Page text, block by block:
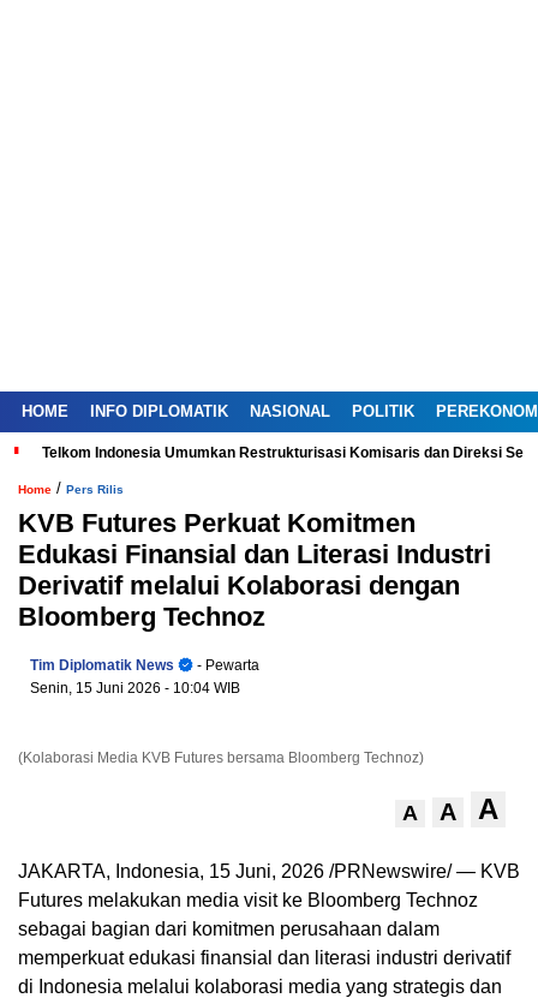
HOME INFO DIPLOMATIK NASIONAL POLITIK
Telkom Indonesia Umumkan Restrukturisasi Komisaris dan Direksi
Home / Pers Rilis
KVB Futures Perkuat Komitmen
Edukasi Finansial dan Literasi Industri
Derivatif melalui Kolaborasi dengan
Bloomberg Technoz
Tim Diplomatik News
- Pewarta
Senin, 15 Juni 2026 - 10:04 WIB
(Kolaborasi Media KVB Futures bersama Bloomberg Technoz)
A A A
JAKARTA, Indonesia, 15 Juni, 2026 /PRNewswire/ — KVB
Futures melakukan media visit ke Bloomberg Technoz
sebagai bagian dari komitmen perusahaan dalam
memperkuat edukasi finansial dan literasi industri derivatif
di Indonesia melalui kolaborasi media yang strategis dan